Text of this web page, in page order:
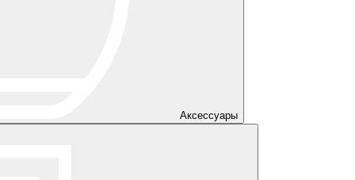
Аксессуары